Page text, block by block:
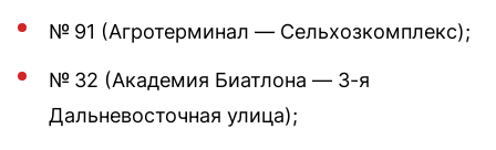
№ 91 (Агротерминал — Сельхозкомплекс);
№ 32 (Академия Биатлона — 3-я
Дальневосточная улица);